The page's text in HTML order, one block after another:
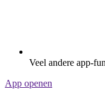
Veel andere app-
App openen